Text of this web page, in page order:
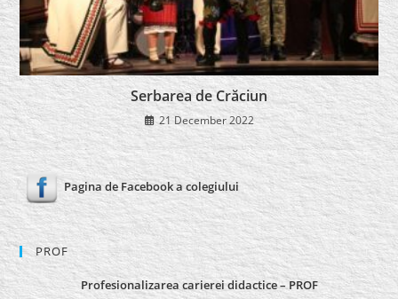
Serbarea de Crăciun
21 December 2022
Pagina de Facebook a colegiului
PROF
Profesionalizarea carierei didactice – PROF